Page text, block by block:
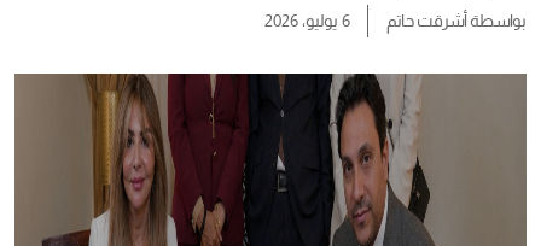
بواسطةأشرقت حاتم 6 يوليو، 2026